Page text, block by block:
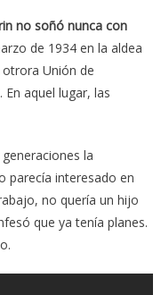
no soñó nunca con
de 1934 en la aldea
Unión de
En aquel lugar, las
la
parecía interesado en
no quería un hijo
que ya tenía planes.